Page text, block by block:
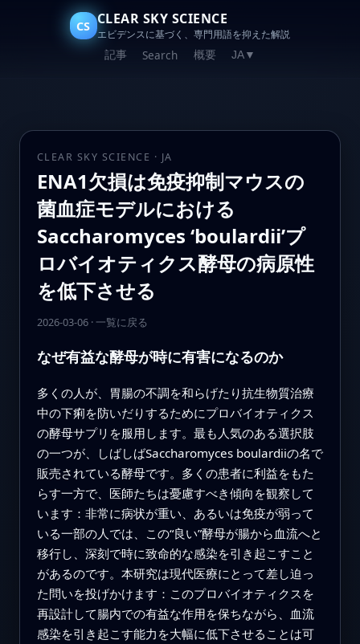
CS CLEAR SKY SCIENCE
エビデンスに基づく、専門用語を抑えた解説
記事 Search 概要 JA▼
CLEAR SKY SCIENCE · JA
ENA1欠損は免疫抑制マウスの
菌血症モデルにおける
Saccharomyces ‘boulardii’プ
ロバイオティクス酵母の病原性
を低下させる
2026-03-06· 一覧に戻る
なぜ有益な酵母が時に有害になるのか
多くの人が、胃腸の不調を和らげたり抗生物質治療
中の下痢を防いだりするためにプロバイオティクス
の酵母サプリを服用します。最も人気のある選択肢
の一つが、しばしばSaccharomyces boulardiiの名で
販売されている酵母です。多くの患者に利益をもた
らす一方で、医師たちは憂慮すべき傾向を観察して
います：非常に病状が重い、あるいは免疫が弱って
いる一部の人では、この“良い”酵母が腸から血流へと
移行し、深刻で時に致命的な感染を引き起こすこと
があるのです。本研究は現代医療にとって差し迫っ
た問いを投げかけます：このプロバイオティクスを
再設計して腸内での有益な作用を保ちながら、血流
感染を引き起こす能力を大幅に低下させることは可